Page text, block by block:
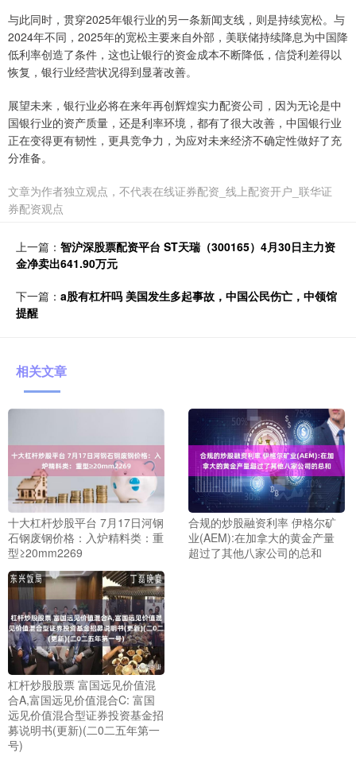
与此同时，贯穿2025年银行业的另一条新闻支线，则是持续宽松。与
2024年不同，2025年的宽松主要来自外部，美联储持续降息为中国降
低利率创造了条件，这也让银行的资金成本不断降低，信贷利差得以
恢复，银行业经营状况得到显著改善。
展望未来，银行业必将在来年再创辉煌实力配资公司，因为无论是中
国银行业的资产质量，还是利率环境，都有了很大改善，中国银行业
正在变得更有韧性，更具竞争力，为应对未来经济不确定性做好了充
分准备。
文章为作者独立观点，不代表在线证券配资_线上配资开户_联华证
券配资观点
上一篇： 智沪深股票配资平台 ST天瑞（300165）4月30日主力资
金净卖出641.90万元
下一篇： a股有杠杆吗 美国发生多起事故，中国公民伤亡，中领馆
提醒
相关文章
十大杠杆炒股平台 7月17日河钢
石钢废钢价格：入炉精料类：重
型≥20mm2269
合规的炒股融资利率 伊格尔矿
业(AEM):在加拿大的黄金产量
超过了其他八家公司的总和
杠杆炒股股票 富国远见价值混
合A,富国远见价值混合C: 富国
远见价值混合型证券投资基金招
募说明书(更新)(二0二五年第一
号)